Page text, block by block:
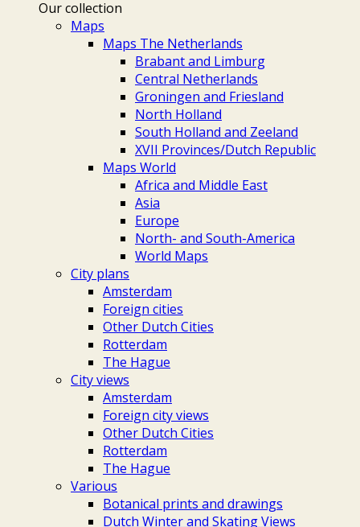
Our collection
Maps
Maps The Netherlands
Brabant and Limburg
Central Netherlands
Groningen and Friesland
North Holland
South Holland and Zeeland
XVII Provinces/Dutch Republic
Maps World
Africa and Middle East
Asia
Europe
North- and South-America
World Maps
City plans
Amsterdam
Foreign cities
Other Dutch Cities
Rotterdam
The Hague
City views
Amsterdam
Foreign city views
Other Dutch Cities
Rotterdam
The Hague
Various
Botanical prints and drawings
Dutch Winter and Skating Views